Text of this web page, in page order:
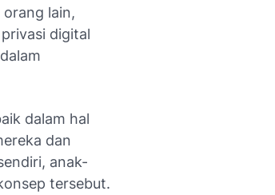
lain,
digital
dalam hal
dan
anak-
tersebut.